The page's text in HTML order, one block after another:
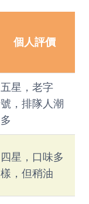
個人評價
五星，老字
號，排隊人潮
多
四星，口味多
樣，但稍油